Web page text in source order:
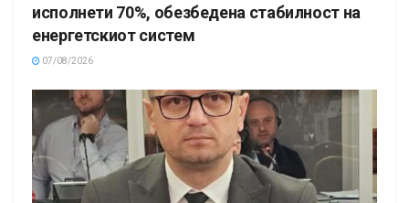
исполнети 70%, обезбедена стабилност на
енергетскиот систем
07/08/2026